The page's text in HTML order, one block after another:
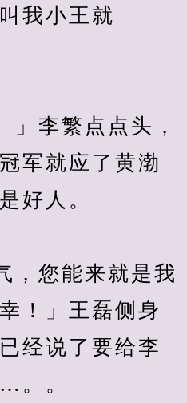
我小王就
军就应了黄渤
好人。
！」王磊侧身
经说了要给李
。。